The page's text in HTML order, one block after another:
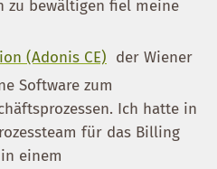
zu bewältigen fiel meine
(Adonis CE) der Wiener
Software zum
Ich hatte in
für das Billing
einem